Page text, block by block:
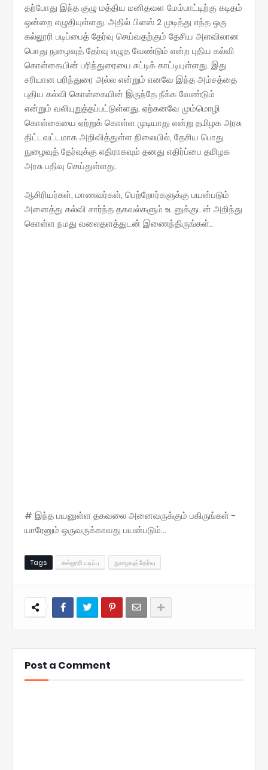
தற்போது இந்த குழு மத்திய மனிதவள மேம்பாட்டிற்கு கடிதம்
ஒன்றை எழுதியுள்ளது. அதில் பிளஸ் 2 முடித்து எந்த ஒரு
கல்லூரி படிப்பைத் தேர்வு செய்வதற்கும் தேசிய அளவிலான
பொது நுழைவுத் தேர்வு எழுத வேண்டும் என்ற புதிய கல்வி
கொள்கையின் பரிந்துரையை சுட்டிக் காட்டியுள்ளது. இது
சரியான பரிந்துரை அல்ல என்றும் எனவே இந்த அம்சத்தை
புதிய கல்வி கொள்கையின் இருந்தே நீக்க வேண்டும்
என்றும் வலியுறுத்தப்பட்டுள்ளது. ஏற்கனவே மும்மொழி
கொள்கையை ஏற்றுக் கொள்ள முடியாது என்று தமிழக அரசு
திட்டவட்டமாக அறிவித்துள்ள நிலையில், தேசிய பொது
நுழைவுத் தேர்வுக்கு எதிராகவும் தனது எதிர்ப்பை தமிழக
அரசு பதிவு செய்துள்ளது.
ஆசிரியர்கள், மாணவர்கள், பெற்றோர்களுக்கு பயன்படும்
அனைத்து கல்வி சார்ந்த தகவல்களும் உடனுக்குடன் அறிந்து
கொள்ள நமது வலைதளத்துடன் இணைந்திருங்கள்..
# இந்த பயனுள்ள தகவலை அனைவருக்கும் பகிருங்கள் -
யாரேனும் ஒருவருக்காவது பயன்படும்...
Tags கல்லூரி படிப்பு நுழைவுத்தேர்வு
Post a Comment